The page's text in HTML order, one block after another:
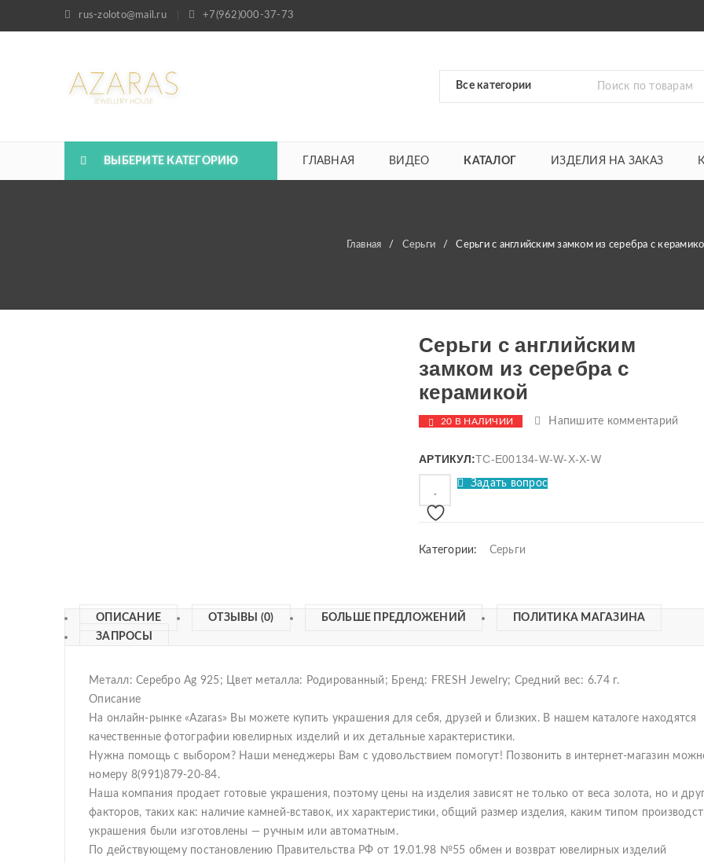
rus-zoloto@mail.ru +7(962)000-37-73
ВЫБЕРИТЕ КАТЕГОРИЮ ГЛАВНАЯ ВИДЕО КАТАЛОГ ИЗДЕЛИЯ НА ЗАКАЗ
Главная / Серьги / Серьги с английским замком из серебра с
Серьги с английским
замком из серебра с
керамикой
20 В НАЛИЧИИ Напишите комментарий
АРТИКУЛ:TC-E00134-W-W-X-X-W
Задать вопрос
Категории: Серьги
ОПИСАНИЕ ОТЗЫВЫ (0) БОЛЬШЕ ПРЕДЛОЖЕНИЙ
ПОЛИТИКА МАГАЗИНА
ЗАПРОСЫ
Металл: Серебро Ag 925; Цвет металла: Родированный; Бренд: FRESH Jewelry; Средний вес: 6.74 г.
Описание
На онлайн-рынке «Azaras» Вы можете купить украшения для себя, друзей и близких. В нашем каталоге находятся
качественные фотографии ювелирных изделий и их детальные характеристики.
Нужна помощь с выбором? Наши менеджеры Вам с удовольствием помогут! Позвонить в интернет-магазин
номеру 8(991)879-20-84.
Наша компания продает готовые украшения, поэтому цены на изделия зависят не только от веса золота, но и
факторов, таких как: наличие камней-вставок, их характеристики, общий размер изделия, каким типом
украшения были изготовлены — ручным или автоматным.
По действующему постановлению Правительства РФ от 19.01.98 №55 обмен и возврат ювелирных изделий